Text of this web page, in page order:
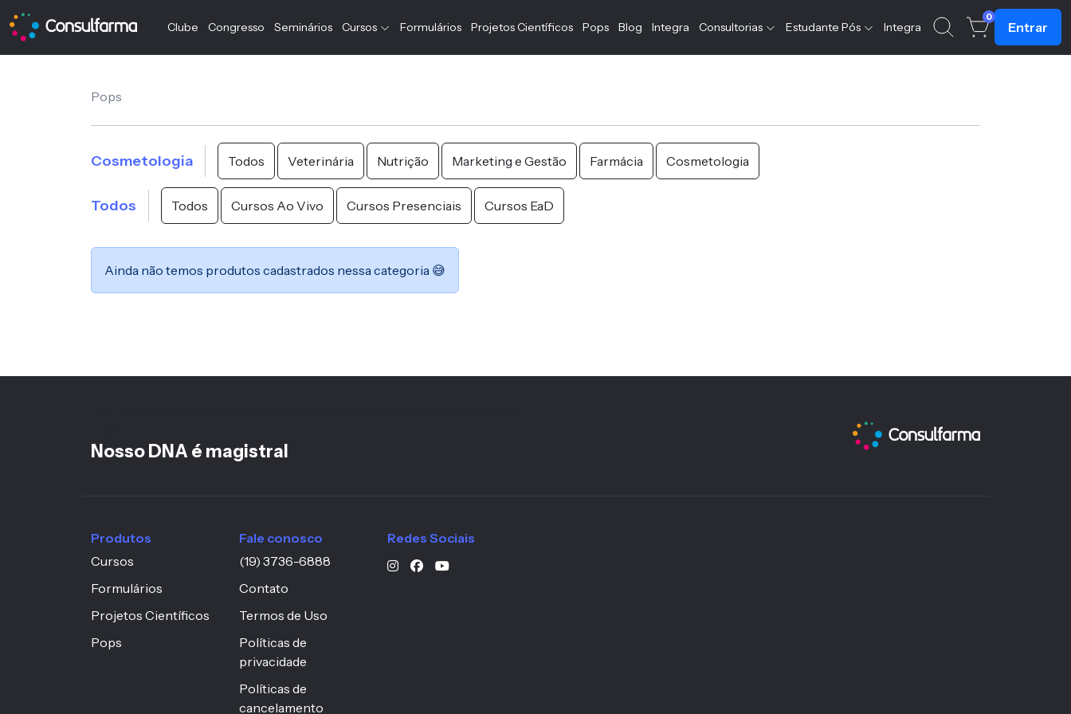
Clube Congresso Seminários Cursos Formulários Projetos Científicos Pops Blog Integra Consultorias Estudante Pós Integra
0
Entrar
Pops
Cosmetologia Todos Veterinária Nutrição Marketing e Gestão Farmácia Cosmetologia
Todos Todos Cursos Ao Vivo Cursos Presenciais Cursos EaD
Ainda não temos produtos cadastrados nessa categoria 😅
Nosso DNA é magistral
Produtos
Cursos
Formulários
Projetos Científicos
Pops
Fale conosco
(19) 3736-6888
Contato
Termos de Uso
Políticas de
privacidade
Políticas de
cancelamento
Redes Sociais